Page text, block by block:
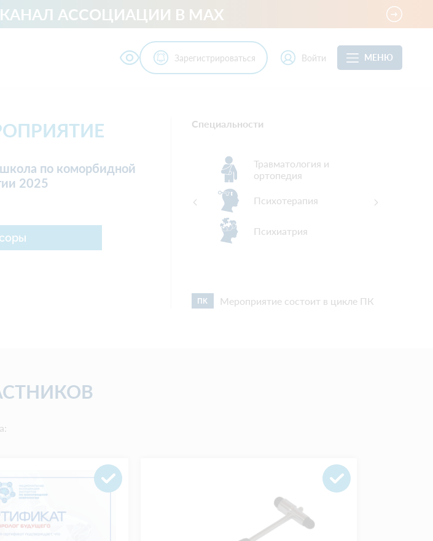
АССОЦИАЦИИ В MAX
Зарегистрироваться Войти МЕНЮ
по коморбидной
2025
Специальности
Гериатрия
Организация
Травматология и
ортопедия
Психотерапия
Психиатрия
ПК Мероприятие состоит в цикле ПК